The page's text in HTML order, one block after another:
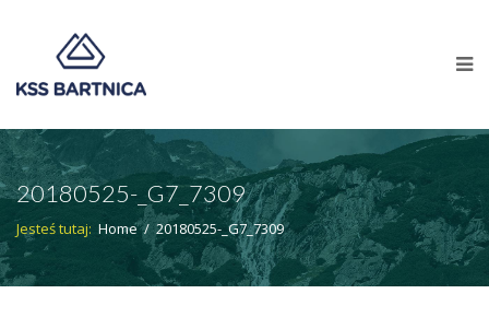
20180525-_G7_7309
Jesteś tutaj: Home / 20180525-_G7_7309